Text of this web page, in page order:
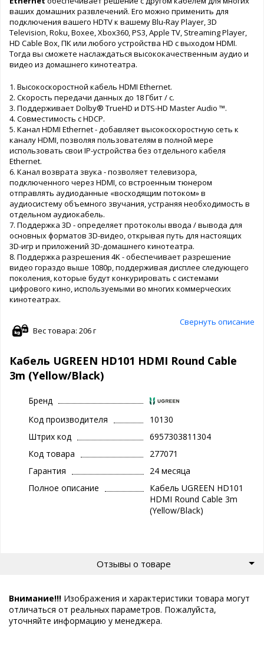
ваших домашних развлечений. Его можно применить для
подключения вашего HDTV к вашему Blu-Ray Player, 3D
Television, Roku, Boxee, Xbox360, PS3, Apple TV, Streaming Player,
HD Cable Box, ПК или любого устройства HD с выходом HDMI.
Тогда вы сможете наслаждаться высококачественным аудио и
видео из домашнего кинотеатра.
1. Высокоскоростной кабель HDMI Ethernet.
2. Скорость передачи данных до 18 Гбит / с.
3. Поддерживает Dolby® TrueHD и DTS-HD Master Audio ™.
4. Совместимость с HDCP.
5. Канал HDMI Ethernet - добавляет высокоскоростную сеть к
каналу HDMI, позволяя пользователям в полной мере
использовать свои IP-устройства без отдельного кабеля
Ethernet.
6. Канал возврата звука - позволяет телевизора,
подключенного через HDMI, со встроенным тюнером
отправлять аудиоданные «восходящим потоком» в
аудиосистему объемного звучания, устраняя необходимость в
отдельном аудиокабель.
7. Поддержка 3D - определяет протоколы ввода / вывода для
основных форматов 3D-видео, открывая путь для настоящих
3D-игр и приложений 3D-домашнего кинотеатра.
8. Поддержка разрешения 4K - обеспечивает разрешение
видео гораздо выше 1080p, поддерживая дисплее следующего
поколения, которые будут конкурировать с системами
цифрового кино, используемыми во многих коммерческих
кинотеатрах.
Свернуть описание
Вес товара: 206 г
Кабель UGREEN HD101 HDMI Round Cable
3m (Yellow/Black)
Бренд
Код производителя
10130
Штрих код
6957303811304
Код товара
277071
Гарантия
24 месяца
Полное описание
Кабель UGREEN HD101
HDMI Round Cable 3m
(Yellow/Black)
Отзывы о товаре
Внимание!!! Изображения и характеристики товара могут
отличаться от реальных параметров. Пожалуйста,
уточняйте информацию у менеджера.